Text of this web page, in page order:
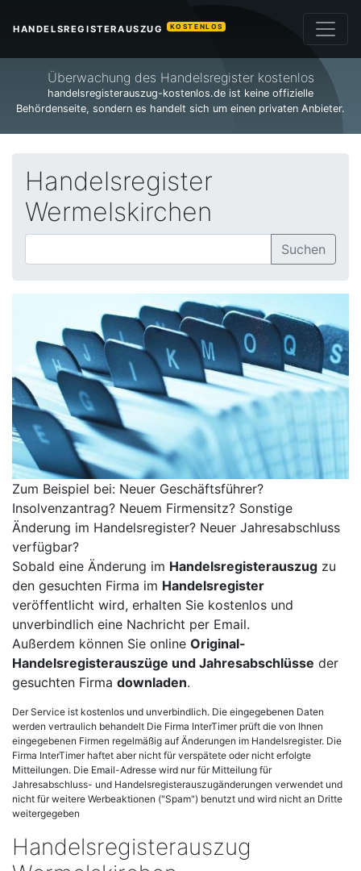
HANDELSREGISTERAUSZUG KOSTENLOS
Überwachung des Handelsregister kostenlos
handelsregisterauszug-kostenlos.de ist keine offizielle
Behördenseite, sondern es handelt sich um einen privaten Anbieter.
Handelsregister
Wermelskirchen
Suchen
Zum Beispiel bei: Neuer Geschäftsführer?
Insolvenzantrag? Neuem Firmensitz? Sonstige
Änderung im Handelsregister? Neuer Jahresabschluss
verfügbar?
Sobald eine Änderung im Handelsregisterauszug zu
den gesuchten Firma im Handelsregister
veröffentlicht wird, erhalten Sie kostenlos und
unverbindlich eine Nachricht per Email.
Außerdem können Sie online Original-
Handelsregisterauszüge und Jahresabschlüsse der
gesuchten Firma downladen.
Der Service ist kostenlos und unverbindlich. Die eingegebenen Daten
werden vertraulich behandelt Die Firma InterTimer prüft die von Ihnen
eingegebenen Firmen regelmäßig auf Änderungen im Handelsregister. Die
Firma InterTimer haftet aber nicht für verspätete oder nicht erfolgte
Mitteilungen. Die Email-Adresse wird nur für Mitteilung für
Jahresabschluss- und Handelsregisterauszugänderungen verwendet und
nicht für weitere Werbeaktionen ("Spam") benutzt und wird nicht an Dritte
weitergegeben
Handelsregisterauszug